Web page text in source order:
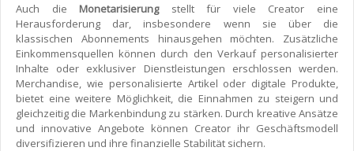
Auch die Monetarisierungstellt für viele Creator eine
Herausforderung dar, insbesondere wenn sie über die
klassischen Abonnements hinausgehen möchten. Zusätzliche
Einkommensquellen können durch den Verkauf personalisierter
Inhalte oder exklusiver Dienstleistungen erschlossen werden.
Merchandise, wie personalisierte Artikel oder digitale Produkte,
bietet eine weitere Möglichkeit, die Einnahmen zu steigern und
gleichzeitig die Markenbindung zu stärken. Durch kreative Ansätze
und innovative Angebote können Creator ihr Geschäftsmodell
diversifizieren und ihre finanzielle Stabilität sichern.